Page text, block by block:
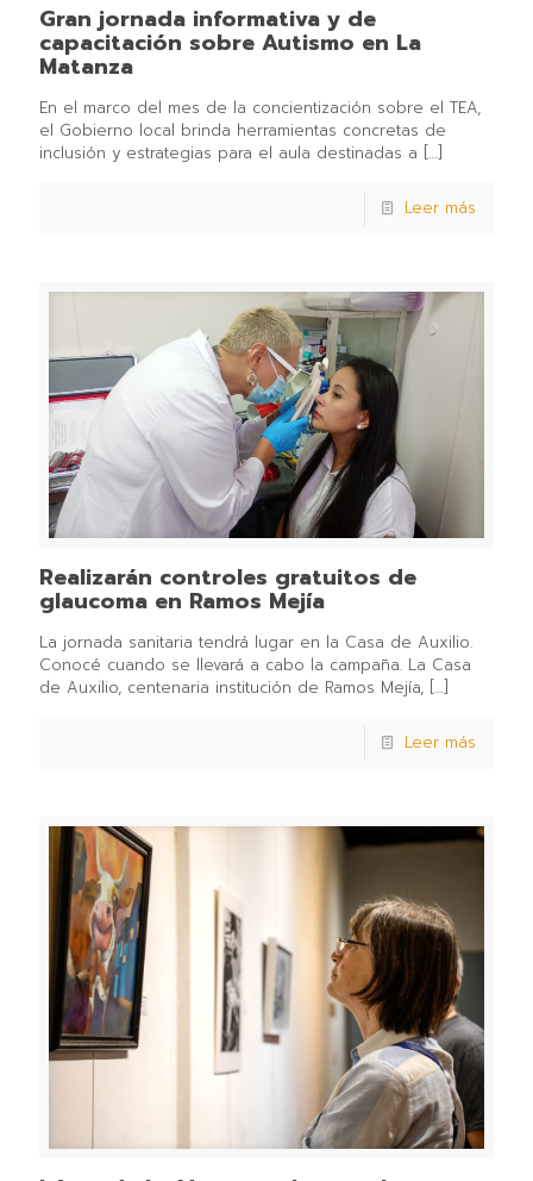
Gran jornada informativa y de
capacitación sobre Autismo en La
Matanza
En el marco del mes de la concientización sobre el TEA,
el Gobierno local brinda herramientas concretas de
inclusión y estrategias para el aula destinadas a […]
Leer más
Realizarán controles gratuitos de
glaucoma en Ramos Mejía
La jornada sanitaria tendrá lugar en la Casa de Auxilio.
Conocé cuando se llevará a cabo la campaña. La Casa
de Auxilio, centenaria institución de Ramos Mejía, […]
Leer más